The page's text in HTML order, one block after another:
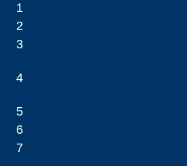
1
2
3
4
5
6
7